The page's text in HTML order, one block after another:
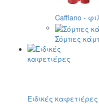
Cafflano -
Σόμπες
Ειδικές καφετιέρες